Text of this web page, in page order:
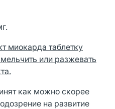
миокарда таблетку
или разжевать
как можно скорее
на развитие